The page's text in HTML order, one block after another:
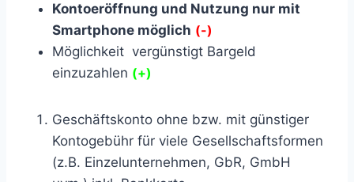
Kontoeröffnung und Nutzung nur mit
Smartphone möglich (-)
Möglichkeit vergünstigt Bargeld
einzuzahlen (+)
Geschäftskonto ohne bzw. mit günstiger
Kontogebühr für viele Gesellschaftsformen
(z.B. Einzelunternehmen, GbR, GmbH